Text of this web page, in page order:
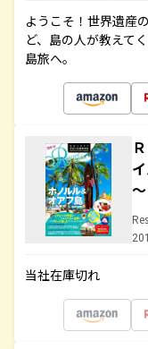
ようこそ！世界遺産
ど、島の人が教えて
島旅へ。
当社在庫切れ